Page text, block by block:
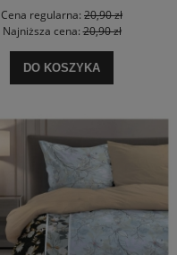
Cena regularna: 20,90 zł
Najniższa cena:20,90 zł
DO KOSZYKA